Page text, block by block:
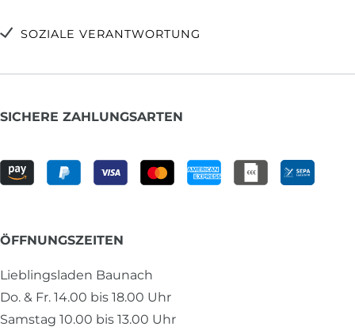
SOZIALE VERANTWORTUNG
SICHERE ZAHLUNGSARTEN
ÖFFNUNGSZEITEN
Lieblingsladen Baunach
Do. & Fr. 14.00 bis 18.00 Uhr
Samstag 10.00 bis 13.00 Uhr